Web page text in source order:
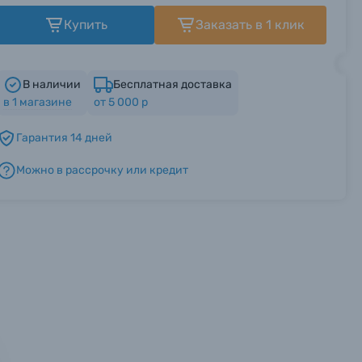
Купить Заказать в 1 клик
В наличии
в 1 магазине
Бесплатная доставка
от 5 000 р
Гарантия 14 дней
Можно в рассрочку или кредит